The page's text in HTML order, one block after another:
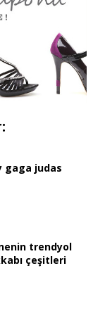
gaga judas
trendyol
çeşitleri